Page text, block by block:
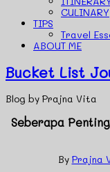
CULINARY
TIPS
Travel
ABOUT ME
Bucket List
Blog by Prajna Vita
Seberapa
By Prajna